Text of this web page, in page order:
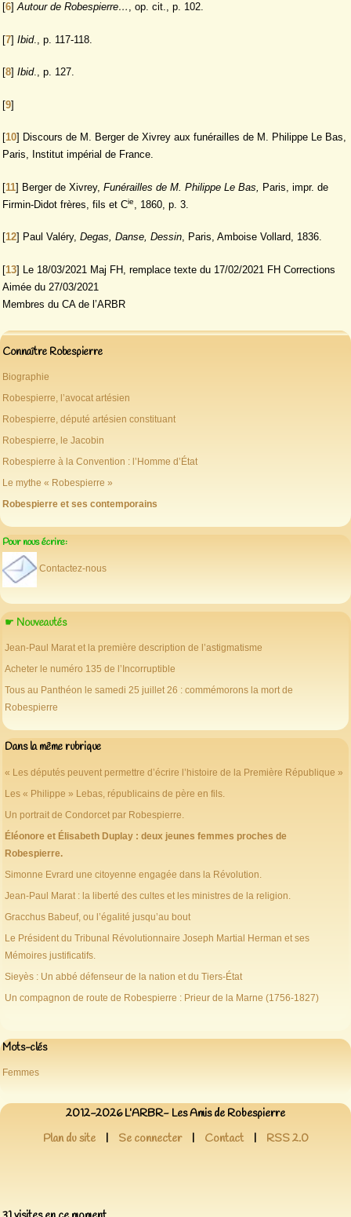
[6]Autour de Robespierre… , op. cit., p. 102.
[7] Ibid., p. 117-118.
[8] Ibid., p. 127.
[9]
[10] Discours de M. Berger de Xivrey aux funérailles de M. Philippe Le Bas,
Paris, Institut impérial de France.
[11] Berger de Xivrey, Funérailles de M. Philippe Le Bas,
Paris, impr. de
Firmin-Didot frères, fils et Cie , 1860, p. 3.
[12] Paul Valéry, Degas, Danse, Dessin, Paris, Amboise Vollard, 1836.
[13] Le 18/03/2021 Maj FH, remplace texte du 17/02/2021 FH Corrections
Aimée du 27/03/2021
Membres du CA de l’ARBR
Connaître Robespierre
Biographie
Robespierre, l’avocat artésien
Robespierre, député artésien constituant
Robespierre, le Jacobin
Robespierre à la Convention : l’Homme d’État
Le mythe « Robespierre »
Robespierre et ses contemporains
Pour nous écrire:
Contactez-nous
☛ Nouveautés
Jean-Paul Marat et la première description de l’astigmatisme
Acheter le numéro 135 de l’Incorruptible
Tous au Panthéon le samedi 25 juillet 26 : commémorons la mort de
Robespierre
Dans la même rubrique
« Les députés peuvent permettre d’écrire l’histoire de la Première République »
Les « Philippe » Lebas, républicains de père en fils.
Un portrait de Condorcet par Robespierre.
Éléonore et Élisabeth Duplay : deux jeunes femmes proches de
Robespierre.
Simonne Evrard une citoyenne engagée dans la Révolution.
Jean-Paul Marat : la liberté des cultes et les ministres de la religion.
Gracchus Babeuf, ou l’égalité jusqu’au bout
Le Président du Tribunal Révolutionnaire Joseph Martial Herman et ses
Mémoires justificatifs.
Sieyès : Un abbé défenseur de la nation et du Tiers-État
Un compagnon de route de Robespierre : Prieur de la Marne (1756-1827)
Mots-clés
Femmes
2012-2026 L’ARBR- Les Amis de Robespierre
Plan du site
| Se connecter | Contact | RSS 2.0